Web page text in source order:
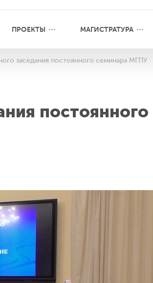
ПРОЕКТЫ МАГИСТРАТУРА
заседания постоянного семинара МГПУ
постоянного